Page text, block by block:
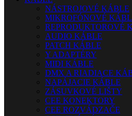
NÁSTROJOVÉ KÁBLE
MIKROFÓNOVÉ
REPRODUKTOROVÉ
AUDIO KÁBLE
PATCH KÁBLE
Y ADAPTÉRY
MIDI KÁBLE
DMX A RIADIACE
NAPÁJACIE KÁBLE
ZÁSUVKOVÉ LIŠTY
CEE KONEKTORY
CEE ROZVÁDZAČE